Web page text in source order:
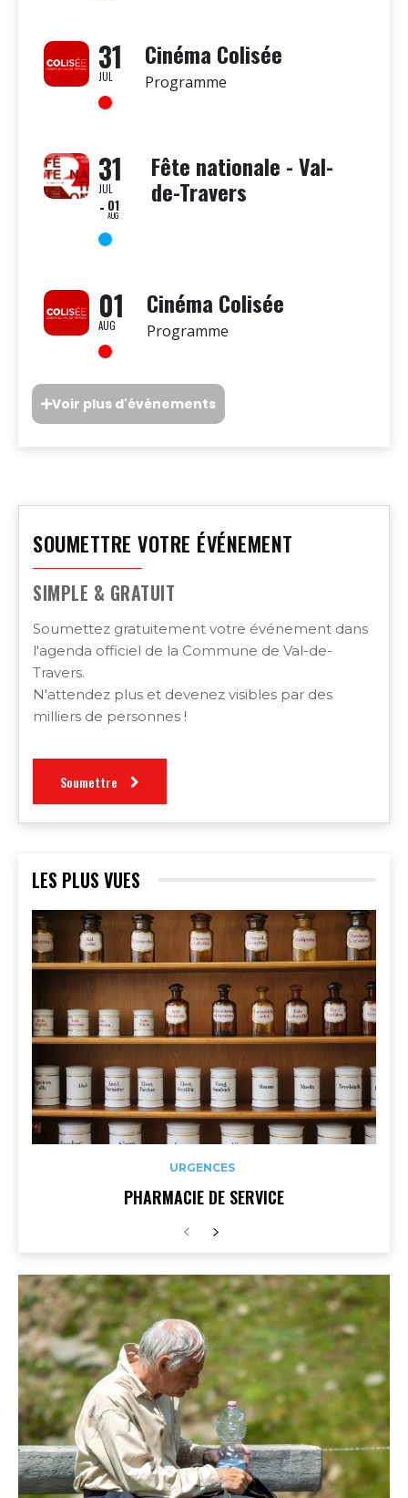
31
JUL
Cinéma Colisée
Programme
31
JUL
01
AUG
Fête nationale - Val-
de-Travers
01
AUG
Cinéma Colisée
Programme
Voir plus d'événements
SOUMETTRE VOTRE ÉVÉNEMENT
SIMPLE & GRATUIT
Soumettez gratuitement votre événement dans
l'agenda officiel de la Commune de Val-de-
Travers.
N'attendez plus et devenez visibles par des
milliers de personnes !
Soumettre
LES PLUS VUES
URGENCES
PHARMACIE DE SERVICE